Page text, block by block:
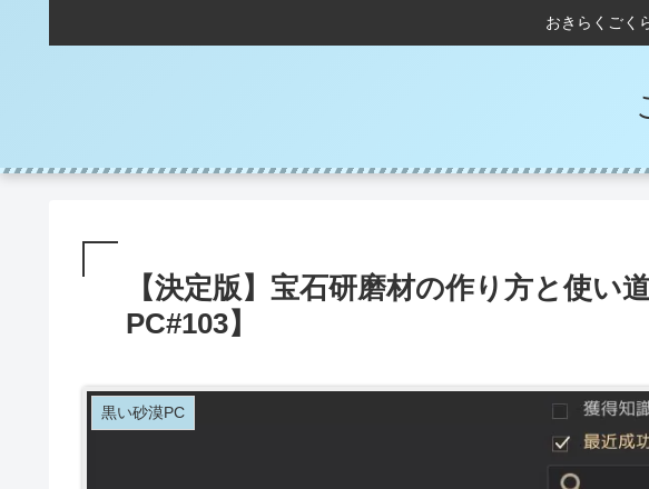
おきらくごく
【決定版】宝石研磨材の作り方と使い
PC#103】
黒い砂漠PC